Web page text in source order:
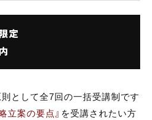
定
として全7回の一括受講制です
立案の要点』 を受講されたい方